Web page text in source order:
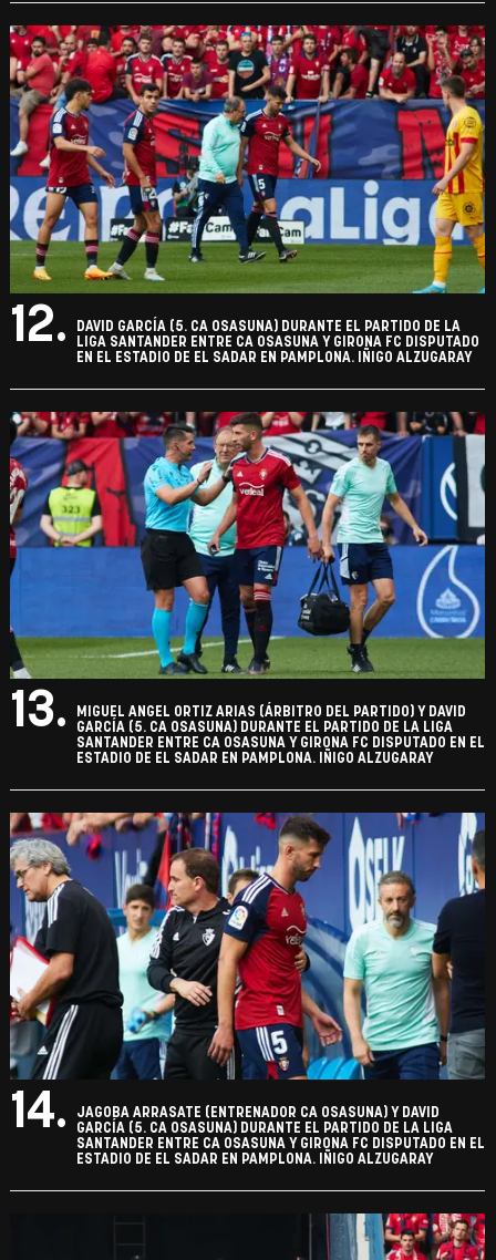
12.
DAVID GARCÍA (5. CA OSASUNA) DURANTE EL PARTIDO DE LA
LIGA SANTANDER ENTRE CA OSASUNA Y GIRONA FC DISPUTADO
EN EL ESTADIO DE EL SADAR EN PAMPLONA. IÑIGO ALZUGARAY
13.
MIGUEL ANGEL ORTIZ ARIAS (ÁRBITRO DEL PARTIDO) Y DAVID
GARCÍA (5. CA OSASUNA) DURANTE EL PARTIDO DE LA LIGA
SANTANDER ENTRE CA OSASUNA Y GIRONA FC DISPUTADO EN EL
ESTADIO DE EL SADAR EN PAMPLONA. IÑIGO ALZUGARAY
14.
JAGOBA ARRASATE (ENTRENADOR CA OSASUNA) Y DAVID
GARCÍA (5. CA OSASUNA) DURANTE EL PARTIDO DE LA LIGA
SANTANDER ENTRE CA OSASUNA Y GIRONA FC DISPUTADO EN EL
ESTADIO DE EL SADAR EN PAMPLONA. IÑIGO ALZUGARAY